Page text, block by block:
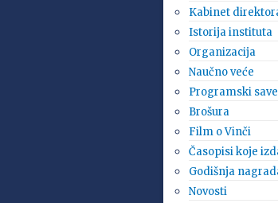
Kabinet
Istorija instituta
Organizacija
Naučno veće
Programski
Brošura
Film o Vinči
Časopisi koje
Godišnja
Novosti